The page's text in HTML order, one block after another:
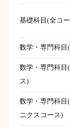
基礎科目(全コ
数学・専門科目
数学・専門科目
ス)
数学・専門科目
ニクスコース)